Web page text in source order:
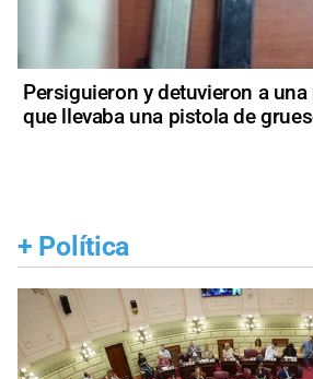
Persiguieron y detuvieron a
que llevaba una pistola de
+ Política